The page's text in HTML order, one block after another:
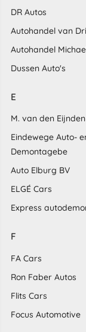
DR Autos
Autohandel van
Autohandel
Dussen Auto's
E
M. van den
Eindewege Auto-
Demontagebe
Auto Elburg BV
ELGÉ Cars
Express
F
FA Cars
Ron Faber Autos
Flits Cars
Focus Automotive